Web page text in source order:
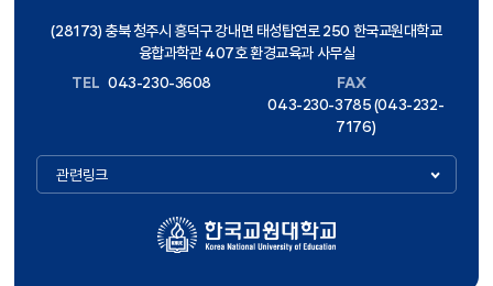
(28173) 충북 청주시 흥덕구 강내면 태성탑연로 250 한국교원대학교
융합과학관 407호 환경교육과 사무실
TEL 043-230-3608
FAX
043-230-3785 (043-232-
7176)
관련링크